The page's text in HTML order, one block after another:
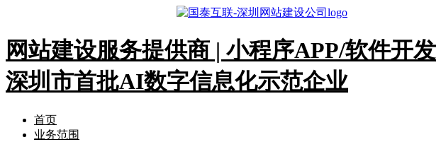
网站建设服务提供商 | 小程序APP/软件开发
深圳市首批AI数字信息化示范企业
首页
业务范围